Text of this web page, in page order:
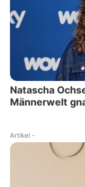
Natascha
Männerwelt
Artikel -